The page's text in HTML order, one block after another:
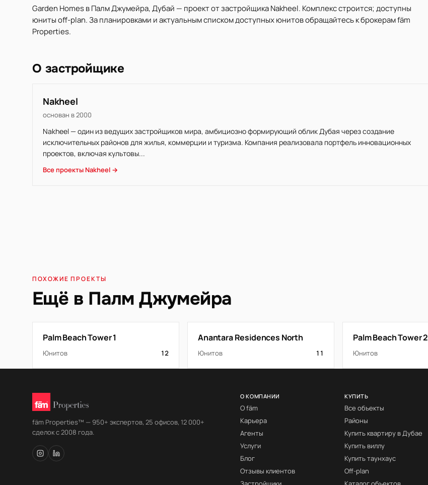
Garden Homes в Палм Джумейра, Дубай — проект от застройщика Nakheel. Комплекс строится; доступны
юниты off-plan. За планировками и актуальным списком доступных юнитов обращайтесь к брокерам fäm
Properties.
О застройщике
Nakheel
основан в 2000
Nakheel — один из ведущих застройщиков мира, амбициозно формирующий облик Дубая через создание
исключительных районов для жилья, коммерции и туризма. Компания реализовала портфель инновационных
проектов, включая культовы...
Все проекты Nakheel →
ПОХОЖИЕ ПРОЕКТЫ
Ещё в Палм Джумейра
Palm Beach Tower 1
Юнитов 12
Anantara Residences North
Юнитов 11
Palm Beach Tower 2
Юнитов
fäm Properties™ — 950+ экспертов, 25 офисов, 12 000+
сделок с 2008 года.
О КОМПАНИИ
О fäm
Карьера
Агенты
Услуги
Блог
Отзывы клиентов
КУПИТЬ
Все объекты
Районы
Купить квартиру в Дубае
Купить виллу
Купить таунхаус
Off-plan